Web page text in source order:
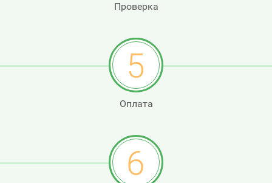
Проверка
5
Оплата
6